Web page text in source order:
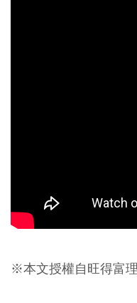
※本文授權自旺得富理